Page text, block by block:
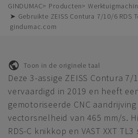
GINDUMAC Producten
➤ Gebruikte ZEISS Contura 7/10/6 RDS
gindumac.com
Toon in de originele taal
Deze 3-assige ZEISS Contura 7/
vervaardigd in 2019 en heeft
gemotoriseerde CNC
vectorsnelheid van 465 mm/s.
RDS-C knikkop en VAST XXT